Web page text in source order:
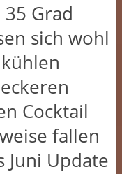
Grad
sich wohl
Cocktail
fallen
Juni Update